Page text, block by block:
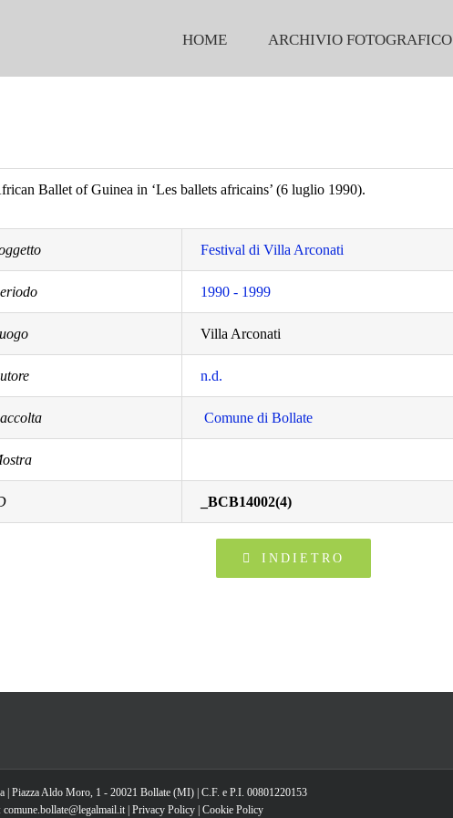
HOME ARCHIVIO FOTOGRAFICO
Ballet of Guinea in ‘Les ballets africains’ (6 luglio 1990).
Festival di Villa Arconati
1990 - 1999
Villa Arconati
n.d.
Comune di Bollate
_BCB14002(4)
INDIETRO
| Piazza Aldo Moro, 1 - 20021 Bollate (MI) | C.F. e P.I. 00801220153
comune.bollate@legalmail.it | Privacy Policy Cookie Policy